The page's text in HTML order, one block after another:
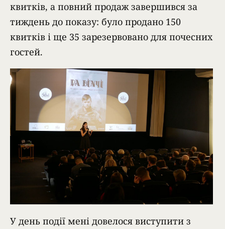
квитків, а повний продаж завершився за
тиждень до показу: було продано 150
квитків і ще 35 зарезервовано для почесних
гостей.
У день події мені довелося виступити з